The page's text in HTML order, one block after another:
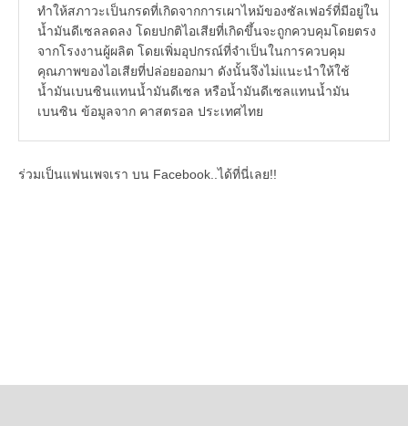
ทำให้สภาวะเป็นกรดที่เกิดจากการเผาไหม้ของซัลเฟอร์ที่มีอยู่ใน
น้ำมันดีเซลลดลง โดยปกติไอเสียที่เกิดขึ้นจะถูกควบคุมโดยตรง
จากโรงงานผู้ผลิต โดยเพิ่มอุปกรณ์ที่จำเป็นในการควบคุม
คุณภาพของไอเสียที่ปล่อยออกมา ดังนั้นจึงไม่แนะนำให้ใช้
น้ำมันเบนซินแทนน้ำมันดีเซล หรือน้ำมันดีเซลแทนน้ำมัน
เบนซิน ข้อมูลจาก คาสตรอล ประเทศไทย
ร่วมเป็นแฟนเพจเรา บน Facebook..ได้ที่นี่เลย!!